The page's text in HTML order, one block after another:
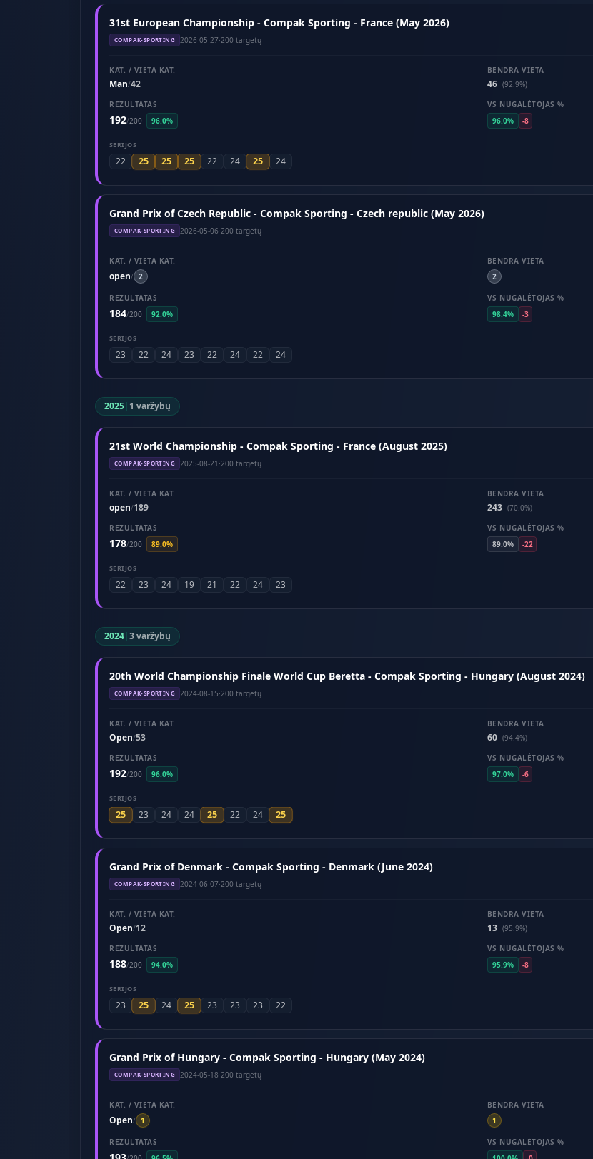
31st European Championship - Compak Sporting - France (May 2026)
COMPAK-SPORTING 2026-05-27·200 targetų
KAT. / VIETA KAT.
Man/42
BENDRA VIETA
46 (92.9%)
REZULTATAS
192/200 96.0%
VS NUGALĖTOJAS %
96.0%
-8
SERIJOS
22 25 25 25 22 24 25 24
Grand Prix of Czech Republic - Compak Sporting - Czech republic (May 2026)
COMPAK-SPORTING 2026-05-06·200 targetų
KAT. / VIETA KAT.
open/ 2
BENDRA VIETA
2
REZULTATAS
184/200 92.0%
VS NUGALĖTOJAS %
98.4%
-3
SERIJOS
23 22 24 23 22 24 22 24
2025| 1 varžybų
21st World Championship - Compak Sporting - France (August 2025)
COMPAK-SPORTING 2025-08-21 ·200 targetų
KAT. / VIETA KAT.
open/189
BENDRA VIETA
243 (70.0%)
REZULTATAS
178/200 89.0%
VS NUGALĖTOJAS %
89.0%
-22
SERIJOS
22 23 24 19 21 22 24 23
2024|3 varžybų
20th World Championship Finale World Cup Beretta - Compak Sporting - Hungary (August 2024)
COMPAK-SPORTING 2024-08-15·200 targetų
KAT. / VIETA KAT.
Open/53
BENDRA VIETA
60 (94.4%)
REZULTATAS
192/200 96.0%
VS NUGALĖTOJAS %
97.0%
-6
SERIJOS
25 23 24 24 25 22 24 25
Grand Prix of Denmark - Compak Sporting - Denmark (June 2024)
COMPAK-SPORTING 2024-06-07·200 targetų
KAT. / VIETA KAT.
Open/12
BENDRA VIETA
13 (95.9%)
REZULTATAS
188/200 94.0%
VS NUGALĖTOJAS %
95.9%
-8
SERIJOS
23 25 24 25 23 23 23 22
Grand Prix of Hungary - Compak Sporting - Hungary (May 2024)
COMPAK-SPORTING 2024-05-18·200 targetų
KAT. / VIETA KAT.
Open/ 1
BENDRA VIETA
1
REZULTATAS
VS NUGALĖTOJAS %